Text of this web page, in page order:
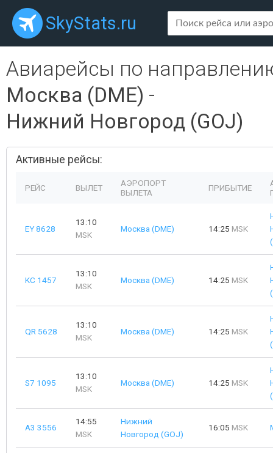
SkyStats.ru
Авиарейсы по
Москва (DME) -
Нижний Новгород (GOJ)
Активные рейсы:
РЕЙС ВЫЛЕТ
АЭРОПОРТ
ВЫЛЕТА
ПРИБЫТИЕ
EY 8628
13:10
MSK
Москва (DME) 14:25 MSK
KC 1457
13:10
MSK
Москва (DME) 14:25 MSK
QR 5628
13:10
MSK
Москва (DME) 14:25 MSK
S7 1095
13:10
MSK
Москва (DME) 14:25 MSK
A3 3556
14:55
MSK
Нижний
Новгород (GOJ)
16:05 MSK